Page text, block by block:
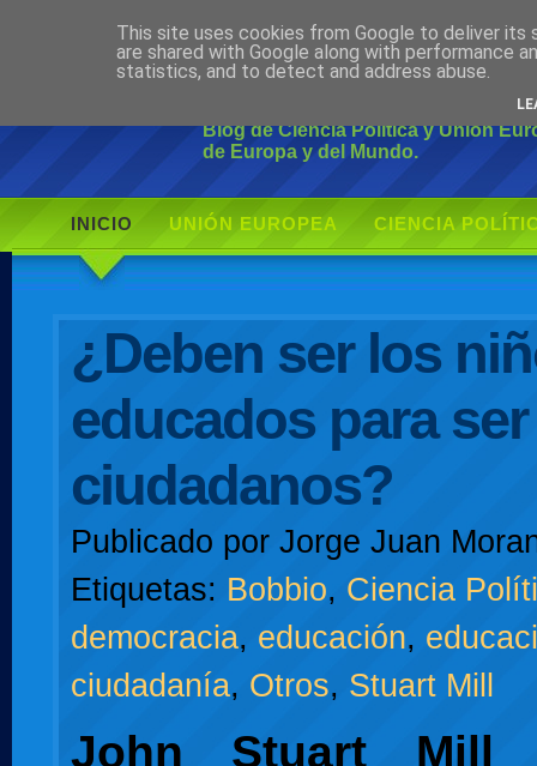
Ciudadano
Blog de Ciencia Política y Unión
de Europa y del Mundo.
INICIO UNIÓN EUROPEA CIENCIA
¿Deben ser los
educados para ser
ciudadanos?
Publicado por Jorge Juan
Etiquetas: Bobbio, Ciencia
democracia, educación,
ciudadanía, Otros, Stuart Mill
John Stuart Mill
This site uses cookies from Google to deliver its
are shared with Google along with performance
statistics, and to detect and address abuse.